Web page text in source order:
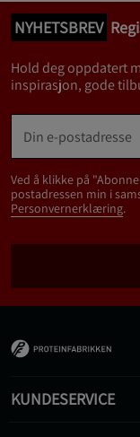
NYHETSBREV
Hold deg oppdatert
inspirasjon, gode
Ved å klikke på
postadressen min i
Personvernerklæring.
KUNDESERVICE